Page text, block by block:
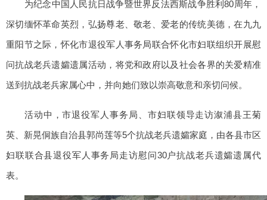
为纪念中国人民抗日战争暨世界反法西斯战争胜利80周年，
深切缅怀革命英烈，弘扬尊老、敬老、爱老的传统美德，在九九
重阳节之际，怀化市退役军人事务局联合怀化市妇联组织开展慰
问抗战老兵遗孀遗属活动，将党和政府以及社会各界的关爱精准
送到抗战老兵家属心中，并向她们致以崇高敬意和亲切问候。
活动中，市退役军人事务局、市妇联领导走访溆浦县王菊
英、新晃侗族自治县郭尚莲等5个抗战老兵遗孀家庭，由各县市区
妇联联合县退役军人事务局走访慰问30户抗战老兵遗孀遗属代
表。